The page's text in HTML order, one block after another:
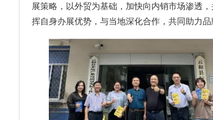
展策略，以外贸为基础，加快向内销市场渗透
挥自身办展优势，与当地深化合作，共同助力品